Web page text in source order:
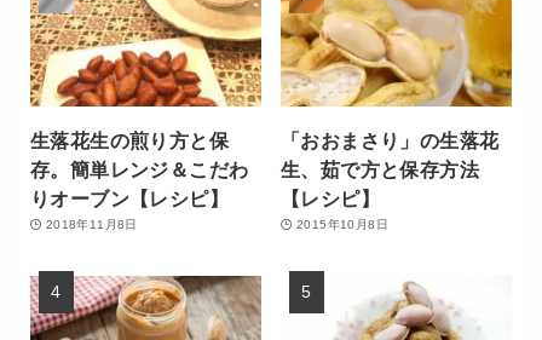
生落花生の煎り方と保
存。簡単レンジ＆こだわ
りオーブン【レシピ】
2018年11月8日
「おおまさり」の生落花
生、茹で方と保存方法
【レシピ】
2015年10月8日